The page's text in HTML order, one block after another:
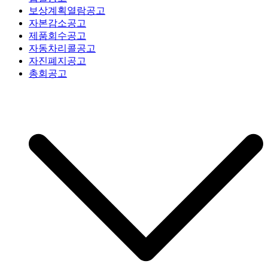
보상계획열람공고
자본감소공고
제품회수공고
자동차리콜공고
자진폐지공고
총회공고